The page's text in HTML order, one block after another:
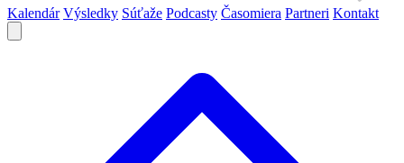
Kalendár Výsledky Súťaže Podcasty Časomiera Partneri Kontakt